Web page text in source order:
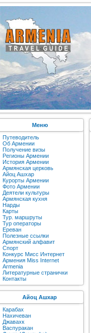
Меню
Путеводитель
Об Армении
Получение визы
Регионы Армении
История Армении
Армянская церковь
Айоц Ашхар
Курорты Армении
Фото Армении
Деятели культуры
Армянская кухня
Нарды
Карты
Тур. маршруты
Тур операторы
Ереван
Полезные ссылки
Армянский алфавит
Спорт
Конкурс Мисс Интернет
Армения Miss Internet
Armenia
Литературные странички
Контакты
Айоц Ашхар
Карабах
Нахичеван
Джавахк
Васпуракан